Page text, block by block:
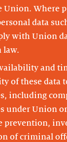
Where
data
with Union
law.
and
of these data
including
under Union
prevention,
of criminal